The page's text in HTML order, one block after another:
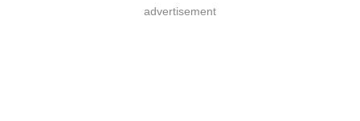
advertisement